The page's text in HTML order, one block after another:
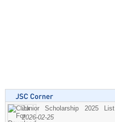
Junior Scholarship 2025 List
2026-02-25